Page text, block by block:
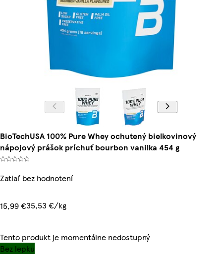
BioTechUSA 100% Pure Whey ochutený bielkovinový
nápojový prášok príchuť bourbon vanilka 454 g
Zatiaľ bez hodnotení
15,99 €35,53 €/kg
Tento produkt je momentálne nedostupný
Bez lepku